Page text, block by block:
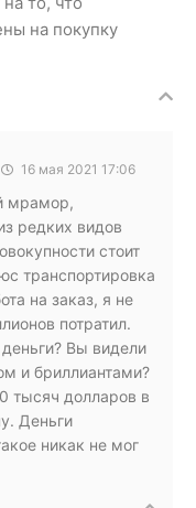
на покупку
16 мая 2021 17:06
мрамор,
редких видов
стоит
транспортировка
на заказ, я не
потратил.
Вы видели
и бриллиантами?
тысяч долларов в
Деньги
никак не мог